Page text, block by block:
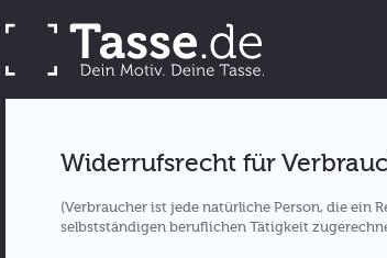
Widerrufsrecht für
(Verbraucher ist jede natürliche Person, die ein
selbstständigen beruflichen Tätigkeit